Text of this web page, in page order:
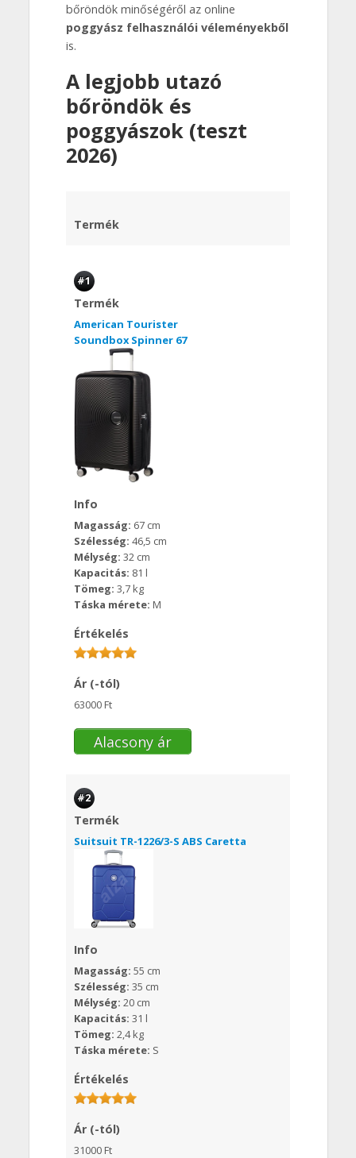
bőröndök minőségéről az online
poggyász felhasználói véleményekből
is.
A legjobb utazó
bőröndök és
poggyászok (teszt
2026)
Termék
#1
Termék
American Tourister
Soundbox Spinner 67
Info
Magasság: 67 cm
Szélesség: 46,5 cm
Mélység: 32 cm
Kapacitás: 81 l
Tömeg: 3,7 kg
Táska mérete: M
Értékelés
Ár (-tól)
63000 Ft
Alacsony ár
#2
Termék
Suitsuit TR-1226/3-S ABS Caretta
Info
Magasság: 55 cm
Szélesség: 35 cm
Mélység: 20 cm
Kapacitás: 31 l
Tömeg: 2,4 kg
Táska mérete: S
Értékelés
Ár (-tól)
31000 Ft